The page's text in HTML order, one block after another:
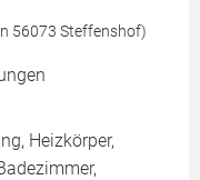
56073 Steffenshof)
Heizkörper,